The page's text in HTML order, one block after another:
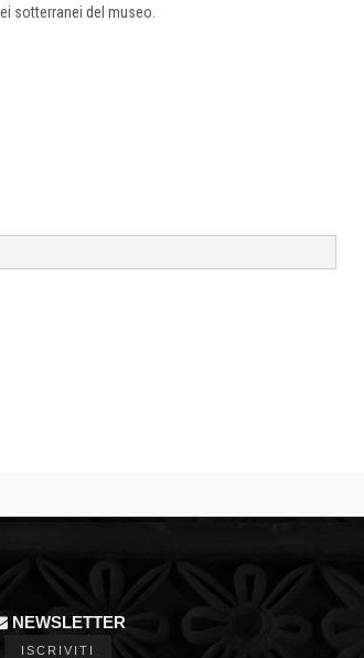
sotterranei del museo.
NEWSLETTER
ISCRIVITI